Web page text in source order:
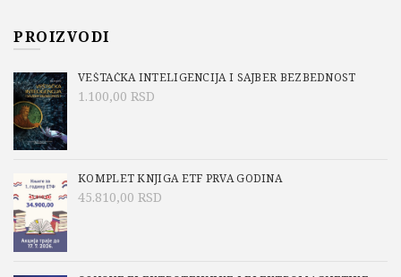
PROIZVODI
VEŠTAČKA INTELIGENCIJA I SAJBER BEZBEDNOST
1.100,00 RSD
KOMPLET KNJIGA ETF PRVA GODINA
45.810,00 RSD